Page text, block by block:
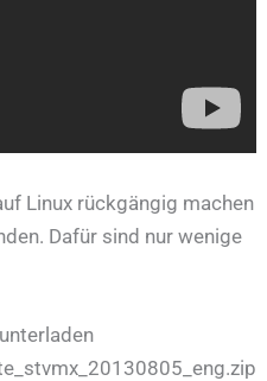
Linux rückgängig machen
Dafür sind nur wenige